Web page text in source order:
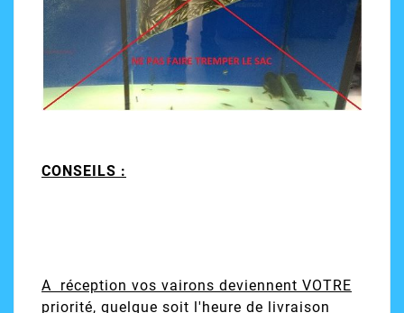
CONSEILS :
A réception vos vairons deviennent VOTRE
priorité, quelque soit l'heure de livraison